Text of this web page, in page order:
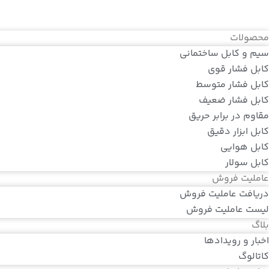
محصولات
سیم و کابل ساختمانی
کابل فشار قوی
کابل فشار متوسط
کابل فشار ضعیف
مقاوم در برابر حریق
کابل ابزار دقیق
کابل هوایی
کابل سولار
عاملیت فروش
دریافت عاملیت فروش
لیست عاملیت فروش
بلاگ
اخبار و رویدادها
کاتالوگ